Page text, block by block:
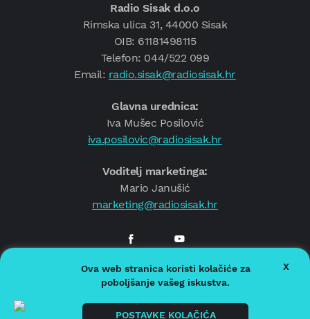
Radio Sisak d.o.o
Rimska ulica 31, 44000 Sisak
OIB: 61181498115
Telefon: 044/522 099
Email: radio.sisak@radiosisak.hr
Glavna urednica:
Iva Mušec Posilović
iva.posilovic@radiosisak.hr
Voditelj marketinga:
Mario Janušić
marketing@radiosisak.hr
© 2026.Radio Sisak
Politika privatnosti
Politika kolačića
Ova web stranica koristi kolačiće za
poboljšanje vašeg iskustva.
POSTAVKE KOLAČIĆA
X